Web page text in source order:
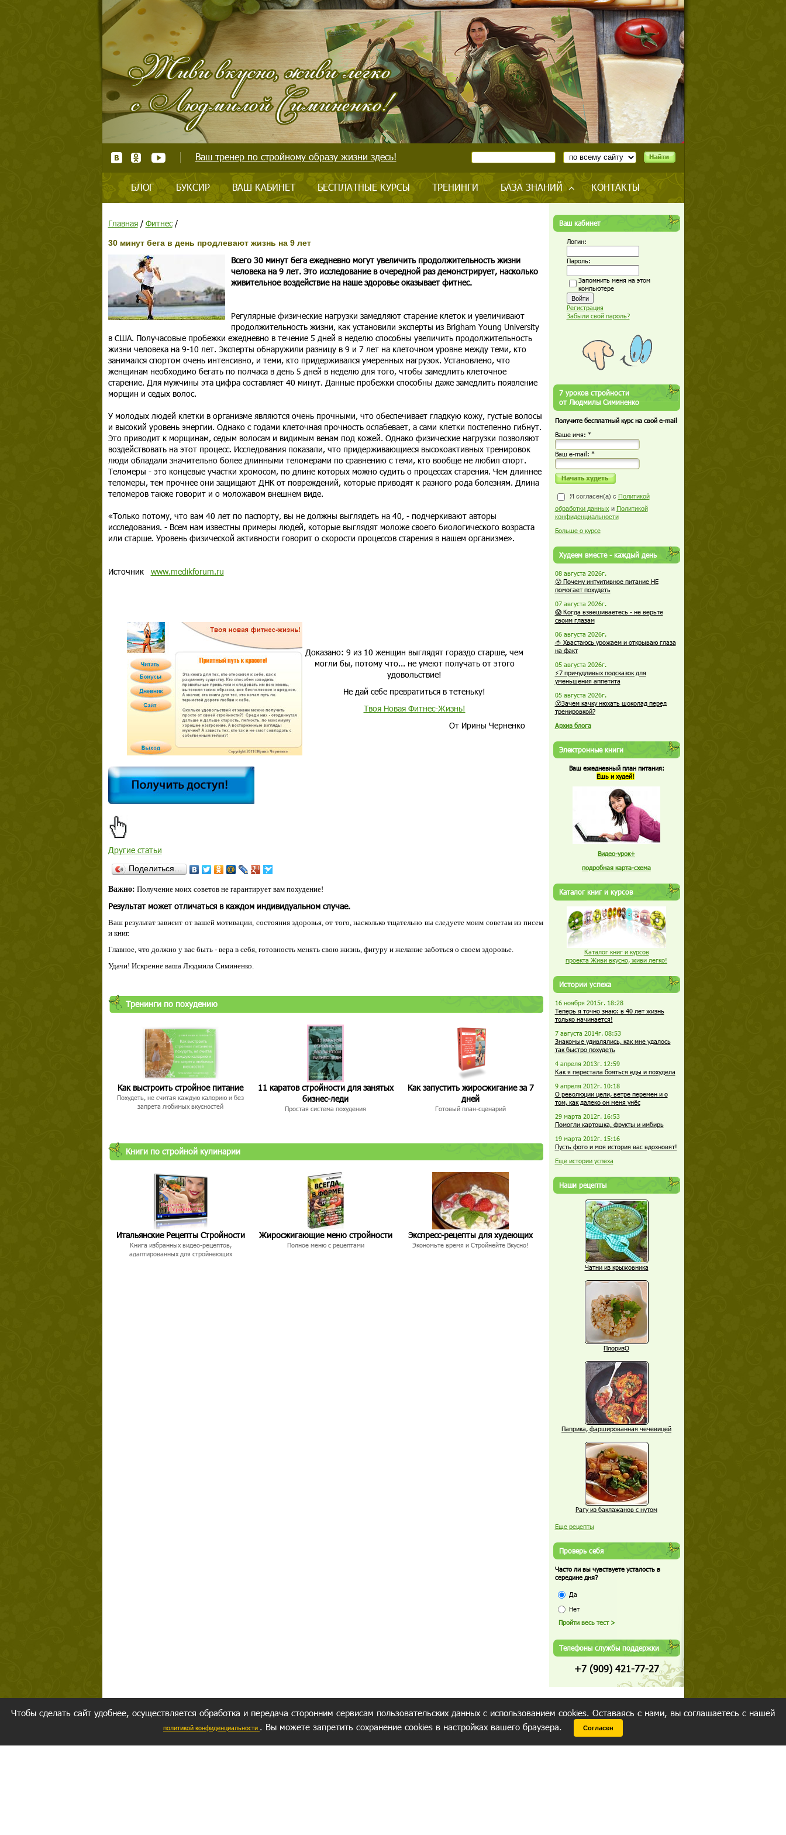
Ваш тренер по стройному образу жизни здесь!
БЛОГ БУКСИР ВАШ КАБИНЕТ БЕСПЛАТНЫЕ КУРСЫ ТРЕНИНГИ БАЗА ЗНАНИЙ КОНТАКТЫ
Главная/ Фитнес/
30 минут бега в день продлевают жизнь на 9 лет
Всего 30 минут бега ежедневно могут увеличить продолжительность жизни
человека на 9 лет. Это исследование в очередной раз демонстрирует, насколько
живительное воздействие на наше здоровье оказывает фитнес.
Регулярные физические нагрузки замедляют старение клеток и увеличивают
продолжительность жизни, как установили эксперты из Brigham Young University
в США. Получасовые пробежки ежедневно в течение 5 дней в неделю способны увеличить продолжительность
жизни человека на 9-10 лет. Эксперты обнаружили разницу в 9 и 7 лет на клеточном уровне между теми, кто
занимался спортом очень интенсивно, и теми, кто придерживался умеренных нагрузок. Установлено, что
женщинам необходимо бегать по полчаса в день 5 дней в неделю для того, чтобы замедлить клеточное
старение. Для мужчины эта цифра составляет 40 минут. Данные пробежки способны даже замедлить появление
морщин и седых волос.
У молодых людей клетки в организме являются очень прочными, что обеспечивает гладкую кожу, густые волосы
и высокий уровень энергии. Однако с годами клеточная прочность ослабевает, а сами клетки постепенно гибнут.
Это приводит к морщинам, седым волосам и видимым венам под кожей. Однако физические нагрузки позволяют
воздействовать на этот процесс. Исследования показали, что придерживающиеся высокоактивных тренировок
люди обладали значительно более длинными теломерами по сравнению с теми, кто вообще не любил спорт.
Теломеры - это концевые участки хромосом, по длине которых можно судить о процессах старения. Чем длиннее
теломеры, тем прочнее они защищают ДНК от повреждений, которые приводят к разного рода болезням. Длина
теломеров также говорит и о моложавом внешнем виде.
«Только потому, что вам 40 лет по паспорту, вы не должны выглядеть на 40, - подчеркивают авторы
исследования. - Всем нам известны примеры людей, которые выглядят моложе своего биологического возраста
или старше. Уровень физической активности говорит о скорости процессов старения в нашем организме».
Источник www.medikforum.ru
Доказано: 9 из 10 женщин выглядят гораздо старше, чем
могли бы, потому что... не умеют получать от этого
удовольствие!
Не дай себе превратиться в тетеньку!
Твоя Новая Фитнес-Жизнь!
От Ирины Черненко
Другие статьи
Поделиться…
Важно: Получение моих советов не гарантирует вам похудение!
Результат может отличаться в каждом индивидуальном случае.
Ваш результат зависит от вашей мотивации, состояния здоровья, от того, насколько тщательно вы следуете моим советам из писем
и книг.
Главное, что должно у вас быть - вера в себя, готовность менять свою жизнь, фигуру и желание заботься о своем здоровье.
Удачи! Искренне ваша Людмила Симиненко.
Тренинги по похудению
Как выстроить стройное питание
Похудеть, не считая каждую калорию и без
запрета любимых вкусностей
11 каратов стройности для занятых
бизнес-леди
Простая система похудения
Как запустить жиросжигание за 7
дней
Готовый план-сценарий
Книги по стройной кулинарии
Итальянские Рецепты Стройности
Книга избранных видео-рецептов,
адаптированных для стройнеющих
Жиросжигающие меню стройности
Полное меню с рецептами
Экспресс-рецепты для худеющих
Экономьте время и Стройнейте Вкусно!
Ваш кабинет
Логин:
Пароль:
Запомнить меня на этом
компьютере
Регистрация
Забыли свой пароль?
7 уроков стройности
от Людмилы Симиненко
Получите бесплатный курс на свой e-mail
Ваше имя: *
Ваш е-mail: *
Я согласен(а) с Политикой
обработки данных и Политикой
конфиденциальности
Больше о курсе
Худеем вместе - каждый день
08 августа 2026г.
😮 Почему интуитивное питание НЕ
помогает похудеть
07 августа 2026г.
😱 Когда взвешиваетесь - не верьте
своим глазам
06 августа 2026г.
🍅 Хвастаюсь урожаем и открываю глаза
на факт
05 августа 2026г.
⚡7 причудливых подсказок для
уменьшения аппетита
05 августа 2026г.
😮Зачем качку нюхать шоколад перед
тренировкой?
Архив блога
Электронные книги
Ваш ежедневный план питания:
Ешь и худей!
Видео-урок+
подробная карта-схема
Каталог книг и курсов
Каталог книг и курсов
проекта Живи вкусно, живи легко!
Истории успеха
16 ноября 2015г. 18:28
Теперь я точно знаю: в 40 лет жизнь
только начинается!
7 августа 2014г. 08:53
Знакомые удивлялись, как мне удалось
так быстро похудеть
4 апреля 2013г. 12:59
Как я перестала бояться еды и похудела
9 апреля 2012г. 10:18
О революции цели, ветре перемен и о
том, как далеко он меня унёс
29 марта 2012г. 16:53
Помогли картошка, фрукты и имбирь
19 марта 2012г. 15:16
Пусть фото и моя история вас вдохновят!
Еще истории успеха
Наши рецепты
Чатни из крыжовника
ПлоризО
Паприка, фаршированная чечевицей
Рагу из баклажанов с нутом
Еще рецепты
Проверь себя
Часто ли вы чувствуете усталость в
середине дня?
Да
Нет
Телефоны службы поддержки
+7 (909) 421-77-27
Чтобы сделать сайт удобнее, осуществляется обработка и передача сторонним сервисам пользовательских данных с использованием cookies. Оставаясь с нами, вы соглашаетесь с нашей
политикой конфиденциальности . Вы можете запретить сохранение cookies в настройках вашего браузера. Согласен